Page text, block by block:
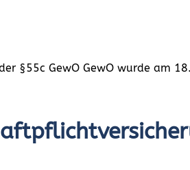
§55c GewO GewO wurde am